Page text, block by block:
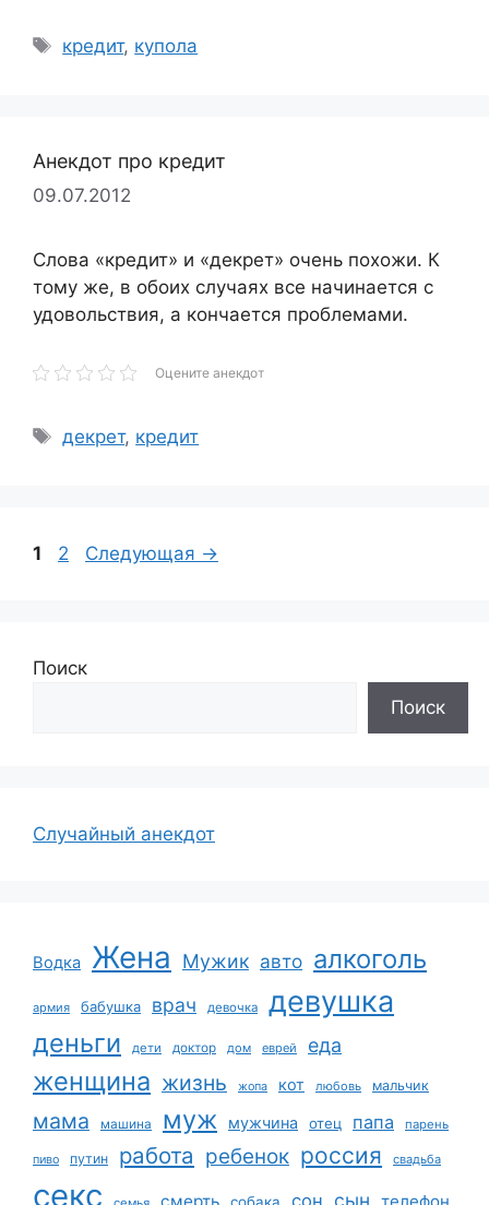
Метки
кредит, купола
Анекдот про кредит
09.07.2012
Слова «кредит» и «декрет» очень похожи. К
тому же, в обоих случаях все начинается с
удовольствия, а кончается проблемами.
Оцените анекдот
Метки
декрет, кредит
Страница
1 Страница
2 Следующая →
Поиск
Поиск
Случайный анекдот
Водка Жена Мужик авто алкоголь
армия бабушка врач девочка девушка
деньги дети доктор дом еврей еда
женщина жизнь жопа кот любовь мальчик
мама машина муж мужчина отец папа парень
пиво путин работа ребенок россия свадьба
секс смерть собака сон сын телефон